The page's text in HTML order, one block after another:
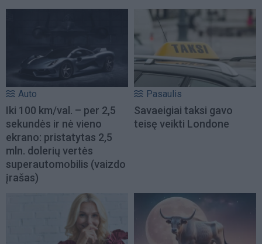
Auto
Iki 100 km/val. – per 2,5
sekundės ir nė vieno
ekrano: pristatytas 2,5
mln. dolerių vertės
superautomobilis (vaizdo
įrašas)
Pasaulis
Savaeigiai taksi gavo
teisę veikti Londone